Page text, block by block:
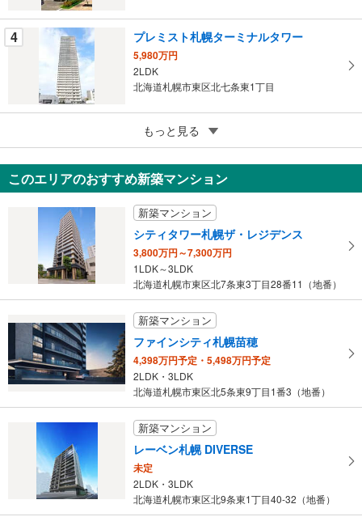
す
る
4 プレミスト札幌ターミナルタワー
5,980万円
2LDK
北海道札幌市東区北七条東1丁目
ビッグバーンズマンションN32E
530万円
2LDK
北海道札幌市東区北三十二条東7丁目
もっと見る
このエリアのおすすめ新築マンション
新築マンション
シティタワー札幌ザ・レジデンス
3,800万円～7,300万円
1LDK～3LDK
北海道札幌市東区北7条東3丁目28番11（地番）
新築マンション
ファインシティ札幌苗穂
4,398万円予定・5,498万円予定
2LDK・3LDK
北海道札幌市東区北5条東9丁目1番3（地番）
新築マンション
レーベン札幌 DIVERSE
未定
2LDK・3LDK
北海道札幌市東区北9条東1丁目40-32（地番）